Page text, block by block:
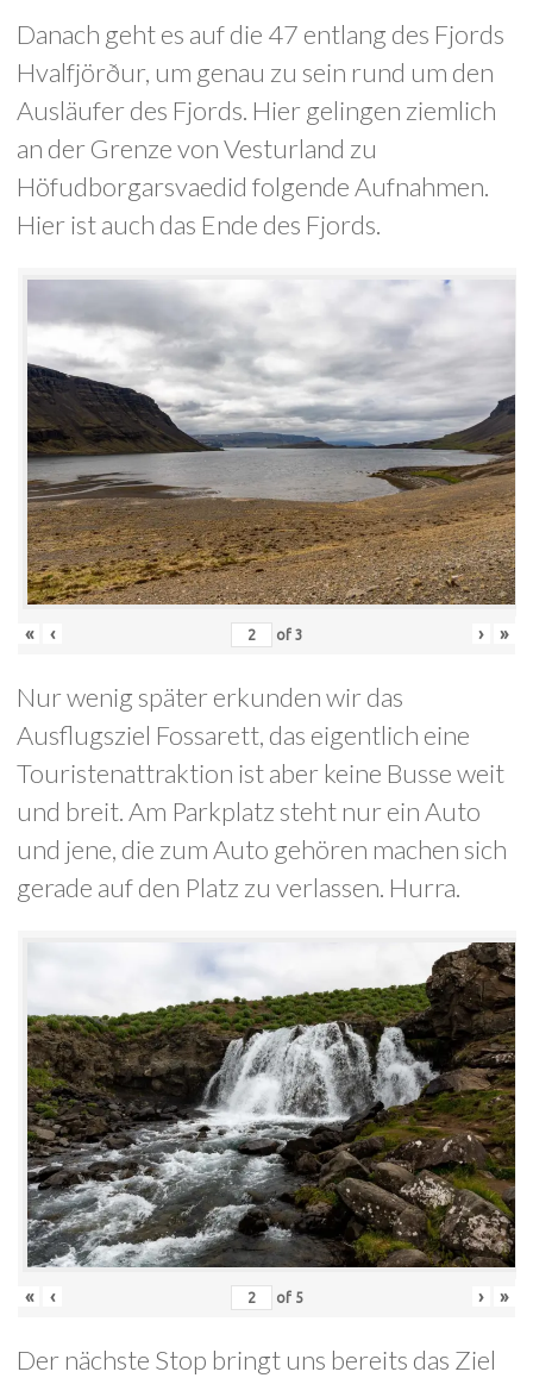
Danach geht es auf die 47 entlang des Fjords
Hvalfjörður, um genau zu sein rund um den
Ausläufer des Fjords. Hier gelingen ziemlich
an der Grenze von Vesturland zu
Höfudborgarsvaedid folgende Aufnahmen.
Hier ist auch das Ende des Fjords.
« ‹ of 3 › »
Nur wenig später erkunden wir das
Ausflugsziel Fossarett, das eigentlich eine
Touristenattraktion ist aber keine Busse weit
und breit. Am Parkplatz steht nur ein Auto
und jene, die zum Auto gehören machen sich
gerade auf den Platz zu verlassen. Hurra.
« ‹ of 5 › »
Der nächste Stop bringt uns bereits das Ziel